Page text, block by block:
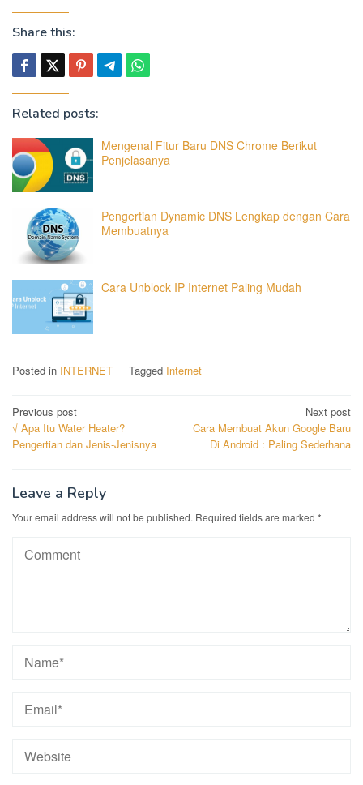
Share this:
Related posts:
Mengenal Fitur Baru DNS Chrome Berikut
Penjelasanya
Pengertian Dynamic DNS Lengkap dengan Cara
Membuatnya
Cara Unblock IP Internet Paling Mudah
Posted in INTERNET Tagged Internet
Post
navigation
Previous post
√ Apa Itu Water Heater?
Pengertian dan Jenis-Jenisnya
Next post
Cara Membuat Akun Google Baru
Di Android : Paling Sederhana
Leave a Reply
Your email address will not be published. Required fields are marked *